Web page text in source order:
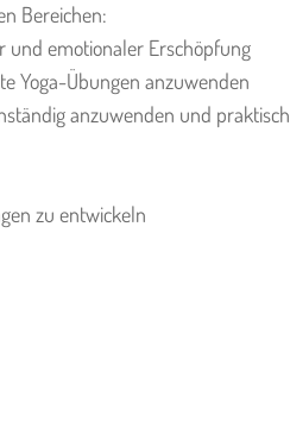
Bereichen:
und emotionaler Erschöpfung
Yoga-Übungen anzuwenden
anzuwenden und praktisch
zu entwickeln